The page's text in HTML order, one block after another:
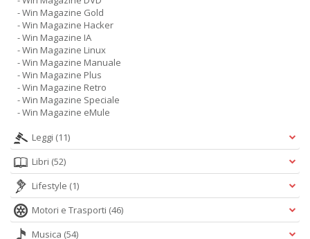
- Win Magazine Gold
- Win Magazine Hacker
- Win Magazine IA
- Win Magazine Linux
- Win Magazine Manuale
- Win Magazine Plus
- Win Magazine Retro
- Win Magazine Speciale
- Win Magazine eMule
Leggi (11)
Libri (52)
Lifestyle (1)
Motori e Trasporti (46)
Musica (54)